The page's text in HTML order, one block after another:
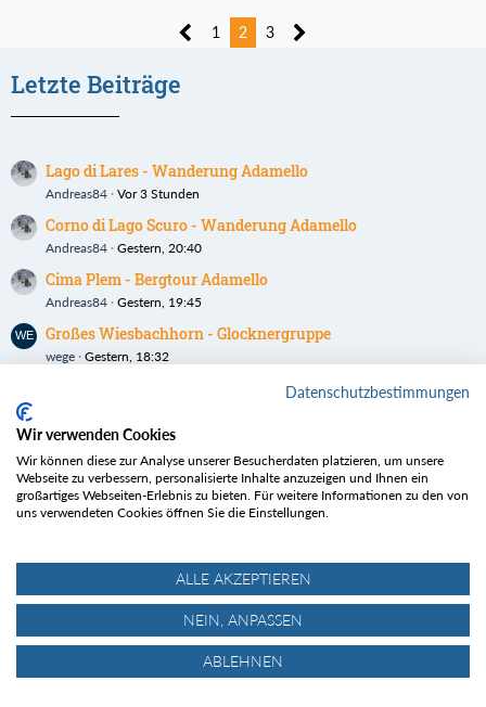
1 2 3
Letzte Beiträge
Lago di Lares - Wanderung Adamello
Andreas84 Vor 3 Stunden
Corno di Lago Scuro - Wanderung Adamello
Andreas84 Gestern, 20:40
Cima Plem - Bergtour Adamello
Andreas84 Gestern, 19:45
Großes Wiesbachhorn - Glocknergruppe
wege Gestern, 18:32
Corno delle Granate - Bergtour AdamelloDatenschutzbestimmungen
Wir verwenden Cookies
Wir können diese zur Analyse unserer Besucherdaten platzieren, um unsere
Webseite zu verbessern, personalisierte Inhalte anzuzeigen und Ihnen ein
großartiges Webseiten-Erlebnis zu bieten. Für weitere Informationen zu den von
uns verwendeten Cookies öffnen Sie die Einstellungen.
ALLE AKZEPTIEREN
NEIN, ANPASSEN
ABLEHNEN